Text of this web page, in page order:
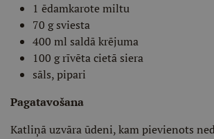
1 ēdamkarote miltu
70 g sviesta
400 ml saldā krējuma
100 g rīvēta cietā siera
sāls, pipari
Pagatavošana
Katliņā uzvāra ūdeni, kam pievienots